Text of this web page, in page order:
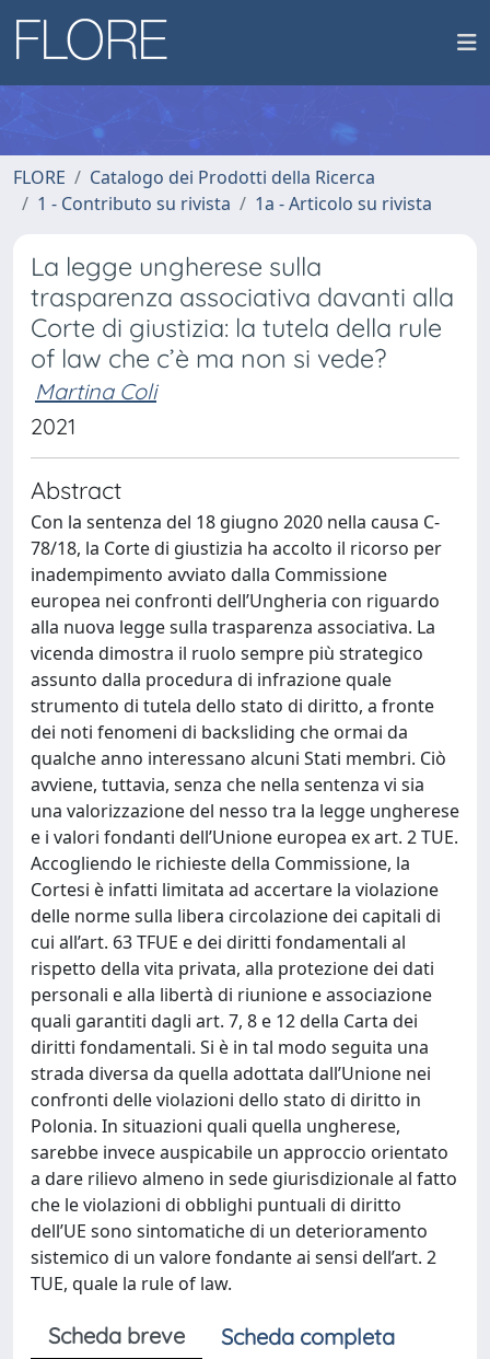
FLORE
Catalogo dei Prodotti della Ricerca
1 - Contributo su rivista
1a - Articolo su rivista
La legge ungherese sulla
trasparenza associativa davanti alla
Corte di giustizia: la tutela della rule
of law che c’è ma non si vede?
Martina Coli
2021
Abstract
Con la sentenza del 18 giugno 2020 nella causa C-
78/18, la Corte di giustizia ha accolto il ricorso per
inadempimento avviato dalla Commissione
europea nei confronti dell’Ungheria con riguardo
alla nuova legge sulla trasparenza associativa. La
vicenda dimostra il ruolo sempre più strategico
assunto dalla procedura di infrazione quale
strumento di tutela dello stato di diritto, a fronte
dei noti fenomeni di backsliding che ormai da
qualche anno interessano alcuni Stati membri. Ciò
avviene, tuttavia, senza che nella sentenza vi sia
una valorizzazione del nesso tra la legge ungherese
e i valori fondanti dell’Unione europea ex art. 2 TUE.
Accogliendo le richieste della Commissione, la
Cortesi è infatti limitata ad accertare la violazione
delle norme sulla libera circolazione dei capitali di
cui all’art. 63 TFUE e dei diritti fondamentali al
rispetto della vita privata, alla protezione dei dati
personali e alla libertà di riunione e associazione
quali garantiti dagli art. 7, 8 e 12 della Carta dei
diritti fondamentali. Si è in tal modo seguita una
strada diversa da quella adottata dall’Unione nei
confronti delle violazioni dello stato di diritto in
Polonia. In situazioni quali quella ungherese,
sarebbe invece auspicabile un approccio orientato
a dare rilievo almeno in sede giurisdizionale al fatto
che le violazioni di obblighi puntuali di diritto
dell’UE sono sintomatiche di un deterioramento
sistemico di un valore fondante ai sensi dell’art. 2
TUE, quale la rule of law.
Scheda breve
Scheda completa